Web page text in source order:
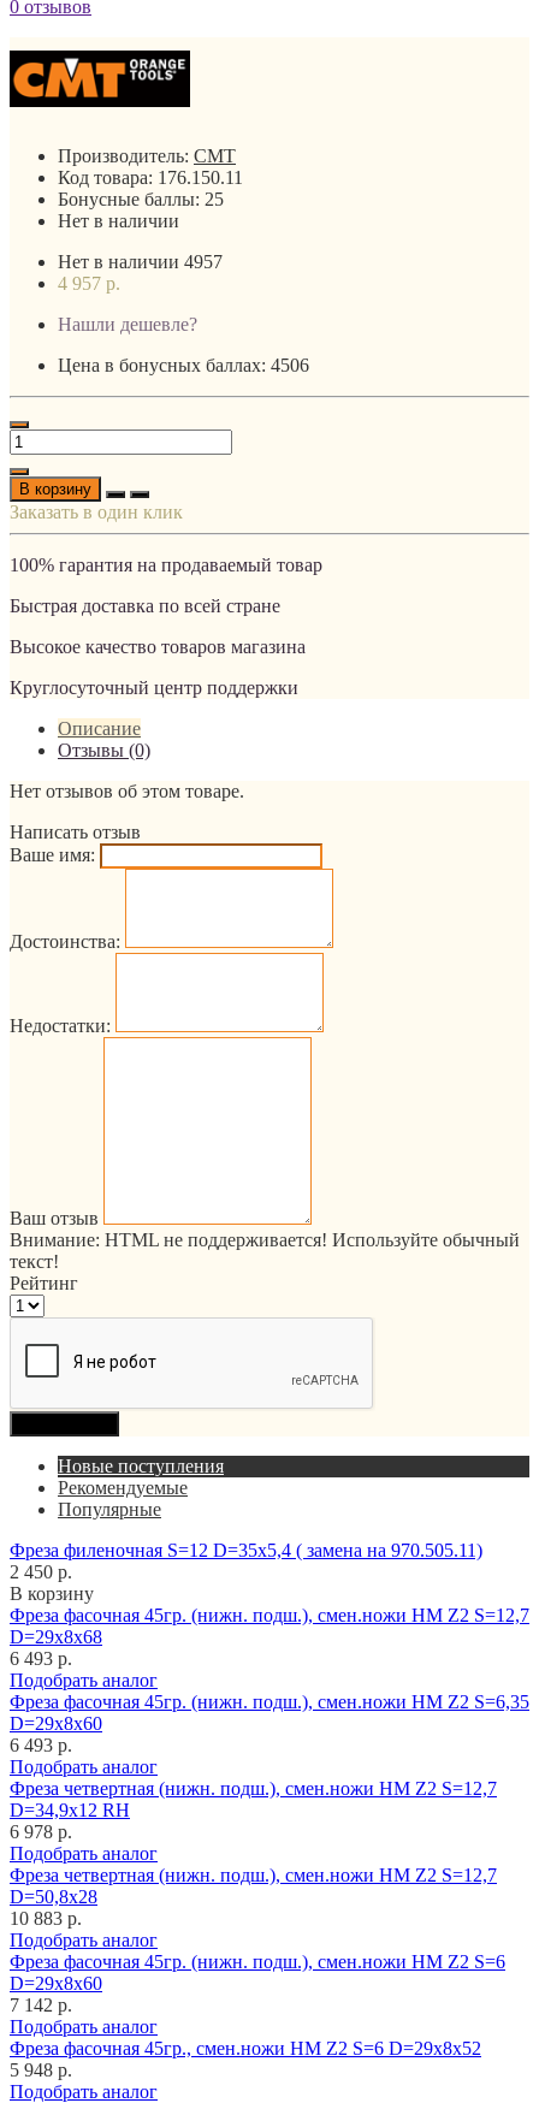
0 отзывов
Производитель: CMT
Код товара: 176.150.11
Бонусные баллы: 25
Нет в наличии
Нет в наличии 4957
4 957 р.
Нашли дешевле?
Цена в бонусных баллах: 4506
В корзину
Заказать в один клик
100% гарантия на продаваемый товар
Быстрая доставка по всей стране
Высокое качество товаров магазина
Круглосуточный центр поддержки
Описание
Отзывы (0)
Нет отзывов об этом товаре.
Написать отзыв
Ваше имя:
Достоинства:
Недостатки:
Ваш отзыв
Внимание: HTML не поддерживается! Используйте обычный
текст!
Рейтинг
Новые поступления
Рекомендуемые
Популярные
Фреза филеночная S=12 D=35x5,4 ( замена на 970.505.11)
2 450 р.
В корзину
Фреза фасочная 45гр. (нижн. подш.), смен.ножи HM Z2 S=12,7
D=29x8x68
6 493 р.
Подобрать аналог
Фреза фасочная 45гр. (нижн. подш.), смен.ножи HM Z2 S=6,35
D=29x8x60
6 493 р.
Подобрать аналог
Фреза четвертная (нижн. подш.), смен.ножи HM Z2 S=12,7
D=34,9x12 RH
6 978 р.
Подобрать аналог
Фреза четвертная (нижн. подш.), смен.ножи HM Z2 S=12,7
D=50,8x28
10 883 р.
Подобрать аналог
Фреза фасочная 45гр. (нижн. подш.), смен.ножи HM Z2 S=6
D=29x8x60
7 142 р.
Подобрать аналог
Фреза фасочная 45гр., смен.ножи HM Z2 S=6 D=29x8x52
5 948 р.
Подобрать аналог